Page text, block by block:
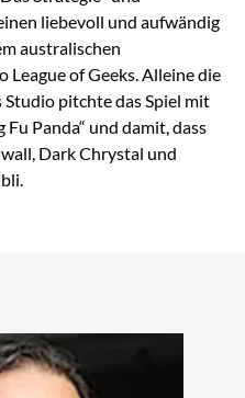
liebevoll und aufwändig
australischen
of Geeks. Alleine die
Studio pitchte das Spiel mit
Panda“ und damit, dass
Dark Chrystal und